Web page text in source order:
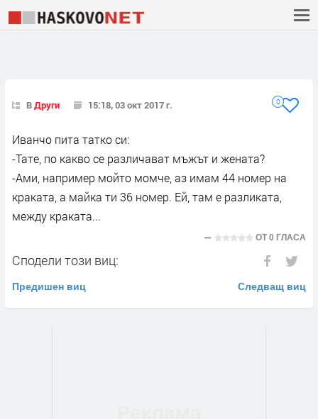
ВДруги 15:18, 03 окт 2017 г. 0
Иванчо пита татко си:
-Тате, по какво се различават мъжът и жената?
-Ами, например мойто момче, аз имам 44 номер на
краката, а майка ти 36 номер. Ей, там е разликата,
между краката...
ОТ0 ГЛАСА
Сподели този виц:
Предишен виц Следващ виц